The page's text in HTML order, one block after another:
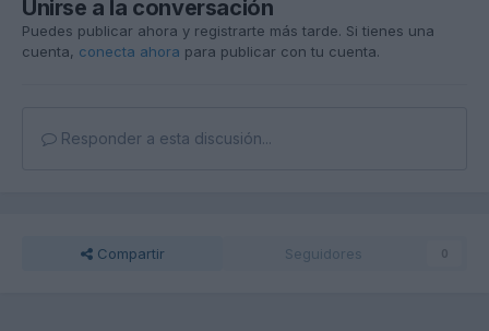
Unirse a la conversación
Puedes publicar ahora y registrarte más tarde. Si tienes una
cuenta, conecta ahora para publicar con tu cuenta.
Responder a esta discusión...
Compartir Seguidores 0